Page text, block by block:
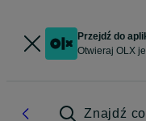
Przejdź do
Otwieraj OLX
Znajdź